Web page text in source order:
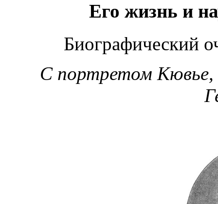
Его жизнь и
Биографический
С портретом Кювье,